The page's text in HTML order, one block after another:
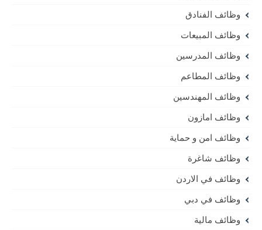
وظائف الفنادق
وظائف المبيعات
وظائف المدرسين
وظائف المطاعم
وظائف المهندسين
وظائف امازون
وظائف امن و حماية
وظائف شاغرة
وظائف في الاردن
وظائف في دبي
وظائف مالية